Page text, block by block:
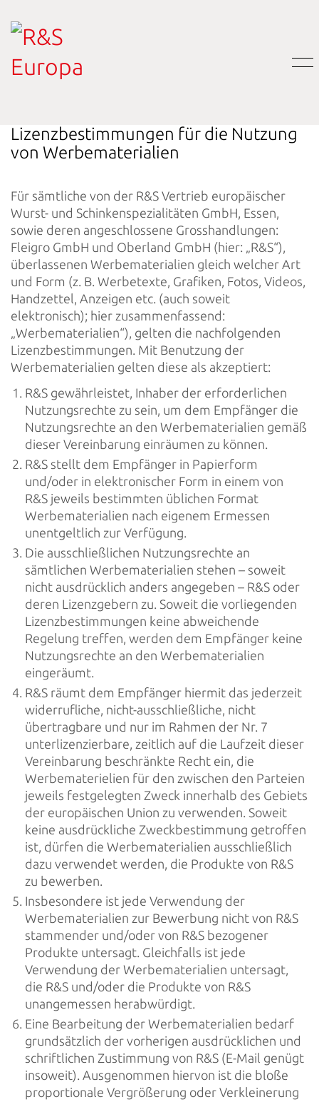
Lizenzbestimmungen für die Nutzung
von Werbematerialien
Für sämtliche von der R&S Vertrieb europäischer
Wurst- und Schinkenspezialitäten GmbH, Essen,
sowie deren angeschlossene Grosshandlungen:
Fleigro GmbH und Oberland GmbH (hier: „R&S“),
überlassenen Werbematerialien gleich welcher Art
und Form (z. B. Werbetexte, Grafiken, Fotos, Videos,
Handzettel, Anzeigen etc. (auch soweit
elektronisch); hier zusammenfassend:
„Werbematerialien“), gelten die nachfolgenden
Lizenzbestimmungen. Mit Benutzung der
Werbematerialien gelten diese als akzeptiert:
R&S gewährleistet, Inhaber der erforderlichen
Nutzungsrechte zu sein, um dem Empfänger die
Nutzungsrechte an den Werbematerialien gemäß
dieser Vereinbarung einräumen zu können.
R&S stellt dem Empfänger in Papierform
und/oder in elektronischer Form in einem von
R&S jeweils bestimmten üblichen Format
Werbematerialien nach eigenem Ermessen
unentgeltlich zur Verfügung.
Die ausschließlichen Nutzungsrechte an
sämtlichen Werbematerialien stehen – soweit
nicht ausdrücklich anders angegeben – R&S oder
deren Lizenzgebern zu. Soweit die vorliegenden
Lizenzbestimmungen keine abweichende
Regelung treffen, werden dem Empfänger keine
Nutzungsrechte an den Werbematerialien
eingeräumt.
R&S räumt dem Empfänger hiermit das jederzeit
widerrufliche, nicht-ausschließliche, nicht
übertragbare und nur im Rahmen der Nr. 7
unterlizenzierbare, zeitlich auf die Laufzeit dieser
Vereinbarung beschränkte Recht ein, die
Werbematerielien für den zwischen den Parteien
jeweils festgelegten Zweck innerhalb des Gebiets
der europäischen Union zu verwenden. Soweit
keine ausdrückliche Zweckbestimmung getroffen
ist, dürfen die Werbematerialien ausschließlich
dazu verwendet werden, die Produkte von R&S
zu bewerben.
Insbesondere ist jede Verwendung der
Werbematerialien zur Bewerbung nicht von R&S
stammender und/oder von R&S bezogener
Produkte untersagt. Gleichfalls ist jede
Verwendung der Werbematerialien untersagt,
die R&S und/oder die Produkte von R&S
unangemessen herabwürdigt.
Eine Bearbeitung der Werbematerialien bedarf
grundsätzlich der vorherigen ausdrücklichen und
schriftlichen Zustimmung von R&S (E-Mail genügt
insoweit). Ausgenommen hiervon ist die bloße
proportionale Vergrößerung oder Verkleinerung